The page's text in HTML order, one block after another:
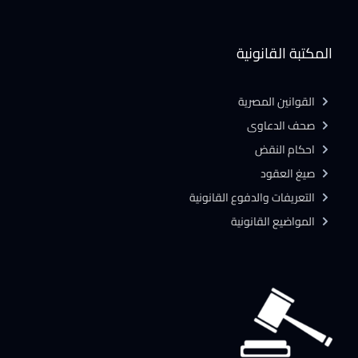
المكتبة القانونية
القوانين المصرية
صحف الدعاوى
احكام النقض
صيغ العقود
التعريفات والدفوع القانونية
المواضيع القانونية